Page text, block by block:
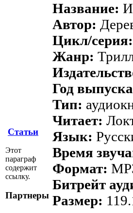
Статьи
Этот
параграф
содержит
ссылку.
Партнеры
Название:
Автор:
Цикл/серия:
Жанр:
Год
Тип:
Читает:
Язык:
Время
Формат:
Битрейт
Размер: